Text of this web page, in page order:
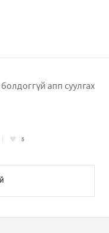
апп суулгах
5